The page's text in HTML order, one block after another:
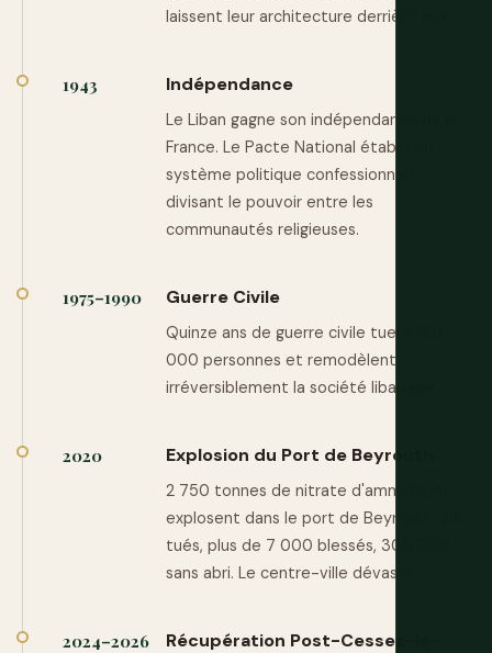
laissent leur architecture derrière eux.
1943 Indépendance
Le Liban gagne son indépendance de la
France. Le Pacte National établit un
système politique confessionnel
divisant le pouvoir entre les
communautés religieuses.
1975–1990 Guerre Civile
Quinze ans de guerre civile tuent 150
000 personnes et remodèlent
irréversiblement la société libanaise.
2020 Explosion du Port de Beyrouth
2 750 tonnes de nitrate d'ammonium
explosent dans le port de Beyrouth. 218
tués, plus de 7 000 blessés, 300 000
sans abri. Le centre-ville dévasté.
2024–2026
Récupération Post-Cessez-le-